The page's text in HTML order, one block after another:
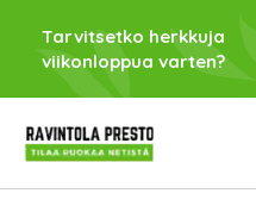
Tarvitsetko herkkuja
viikonloppua varten?